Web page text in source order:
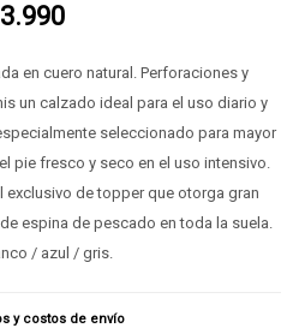
3.990
en cuero natural. Perforaciones y
un calzado ideal para el uso diario y
seleccionado para mayor
pie fresco y seco en el uso intensivo.
exclusivo de topper que otorga gran
espina de pescado en toda la suela.
/ azul / gris.
y costos de envío